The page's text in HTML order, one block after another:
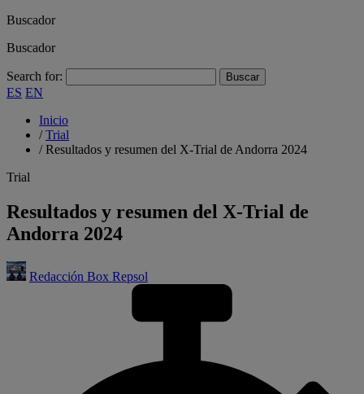
Buscador
Buscador
Search for:
ES EN
Inicio
/Trial
/Resultados y resumen del X-Trial de Andorra 2024
Trial
Resultados y resumen del X-Trial de
Andorra 2024
Redacción Box Repsol